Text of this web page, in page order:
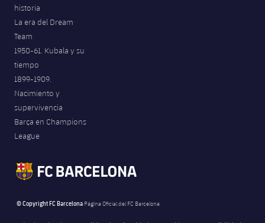
historia
La era del Dream
Team
1950-61. Kubala y su
tiempo
1899-1909.
Nacimiento y
supervivencia
Barça en Champions
League
© Copyright FC Barcelona Página Oficial del FC Barcelona